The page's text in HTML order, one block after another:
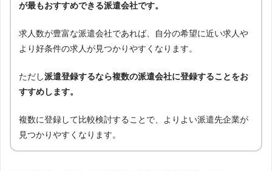
が最もおすすめできる派遣会社です。
求人数が豊富な派遣会社であれば、自分の希望に近い求人や
より好条件の求人が見つかりやすくなります。
ただし派遣登録するなら複数の派遣会社に登録することをお
すすめします。
複数に登録して比較検討することで、よりよい派遣先企業が
見つかりやすくなります。